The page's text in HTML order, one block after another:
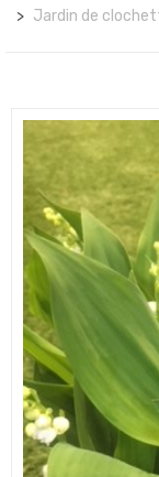
Jardin de